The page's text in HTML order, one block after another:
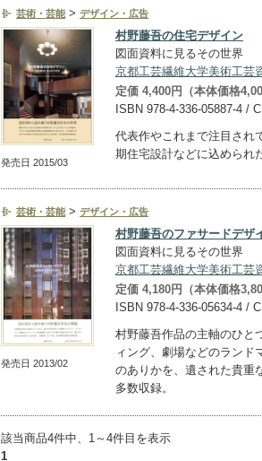
芸術・芸能 > デザイン・広告
発売日 2015/03
村野藤吾の住宅デザイン
図面資料に見るその世界
京都工芸繊維大学美術工芸
定価 4,400円（本体価格
ISBN 978-4-336-05887-4 /
代表作やこれまで注目され
期住宅設計などに込められ
芸術・芸能 > デザイン・広告
発売日 2013/02
村野藤吾のファサードデザ
図面資料に見るその世界
京都工芸繊維大学美術工芸
定価 4,180円（本体価格
ISBN 978-4-336-05634-4 /
村野藤吾作品の主軸のひと
ィング、劇場などのランド
のありかを、遺された貴重
多数収録。
該当商品4件中、1～4件目を表示
1